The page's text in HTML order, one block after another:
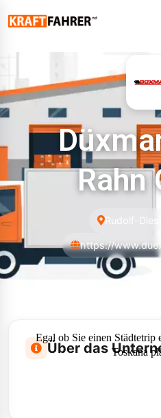
Rahn
Rudolf-
https://
Über das
Egal ob Sie einen Städtetrip
Toskana